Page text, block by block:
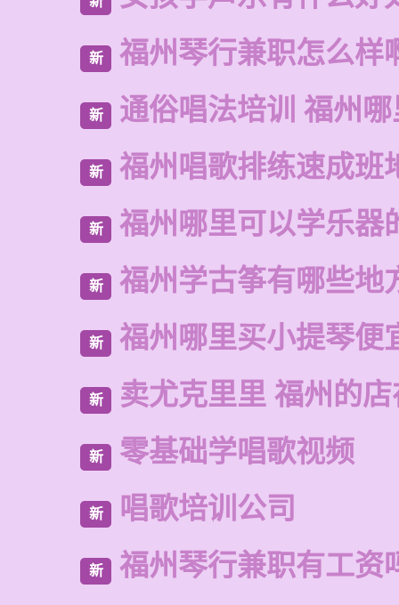
新 福州琴行兼职怎么样
新 通俗唱法培训 福州
新 福州唱歌排练速成班
新 福州哪里可以学乐器
新 福州学古筝有哪些地
新 福州哪里买小提琴便
新 卖尤克里里 福州的
新 零基础学唱歌视频
新 唱歌培训公司
新 福州琴行兼职有工资